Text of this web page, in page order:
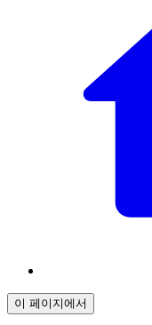
이 페이지에서